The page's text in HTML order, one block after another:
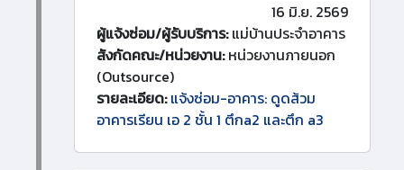
16 มิ.ย. 2569
ผู้แจ้งซ่อม/ผู้รับบริการ:แม่บ้านประจำอาคาร
สังกัดคณะ/หน่วยงาน:หน่วยงานภายนอก
(Outsource)
รายละเอียด: แจ้งซ่อม-อาคาร: ดูดส้วม
อาคารเรียน เอ 2 ชั้น 1 ตึกa2 และตึก a3